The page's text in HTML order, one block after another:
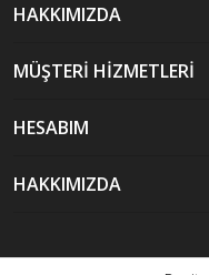
HAKKIMIZDA
MÜŞTERİ HİZMETLERİ
HESABIM
HAKKIMIZDA